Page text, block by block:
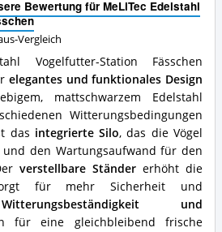
Bewertung für MeLiTec Edelstahl
Vergleich
Vogelfutter-Station Fässchen
elegantes und funktionales Design
mattschwarzem Edelstahl
Witterungsbedingungen
das integrierte Silo, das die Vögel
den Wartungsaufwand für den
verstellbare Ständer erhöht die
für mehr Sicherheit und
Witterungsbeständigkeit und
für eine gleichbleibend frische